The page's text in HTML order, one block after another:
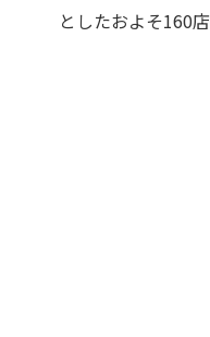
としたおよそ160